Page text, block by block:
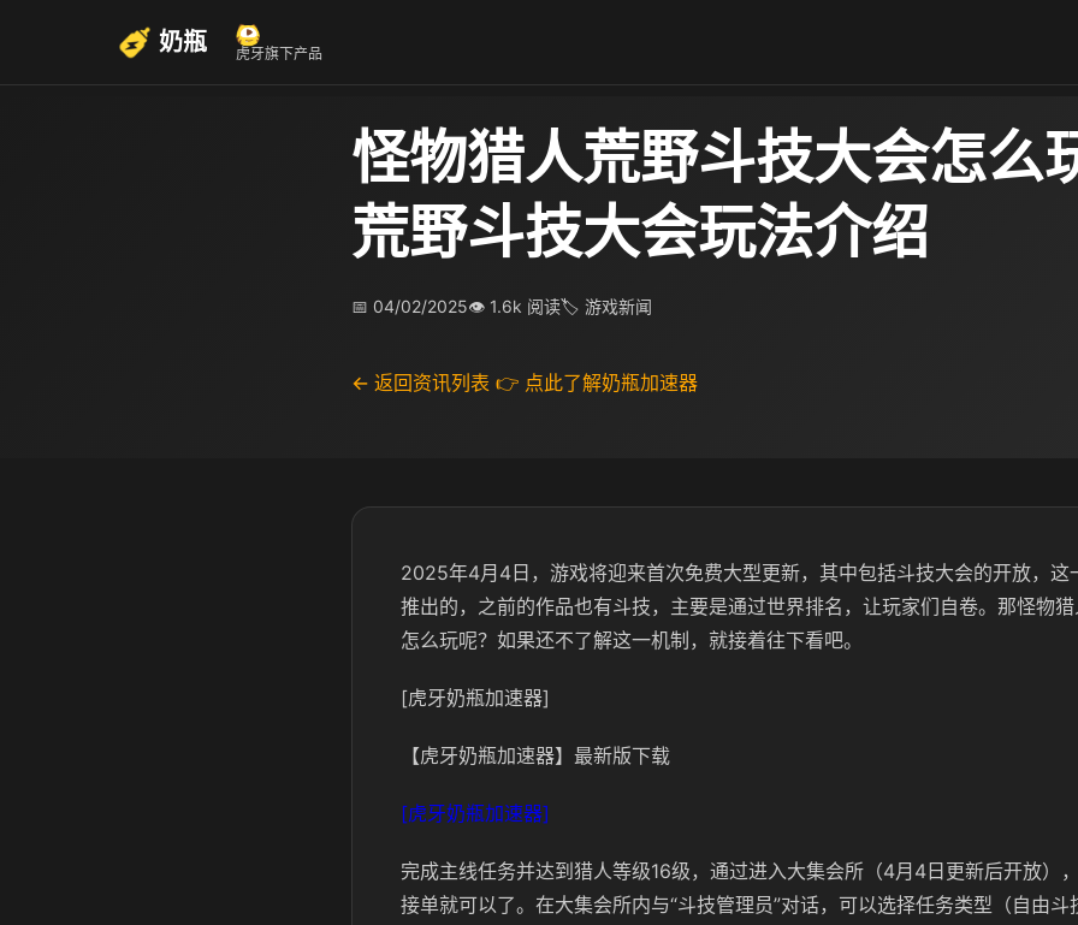
奶瓶 虎牙旗下产品
怪物猎人荒野斗技大会怎么
荒野斗技大会玩法介绍
📅 04/02/2025👁 1.6k 阅读🏷 游戏新闻
← 返回资讯列表 👉 点此了解奶瓶加速器
2025年4月4日，游戏将迎来首次免费大型更新，其中包括斗技大会的开放，这
推出的，之前的作品也有斗技，主要是通过世界排名，让玩家们自卷。那怪物
怎么玩呢？如果还不了解这一机制，就接着往下看吧。
[虎牙奶瓶加速器]
【虎牙奶瓶加速器】最新版下载
[虎牙奶瓶加速器]
完成主线任务并达到猎人等级16级，通过进入大集会所（4月4日更新后开放）
接单就可以了。 在大集会所内与“斗技管理员”对话，可以选择任务类型（自由斗